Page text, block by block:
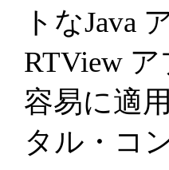
トなJava
RTView
容易に適
タル・コ